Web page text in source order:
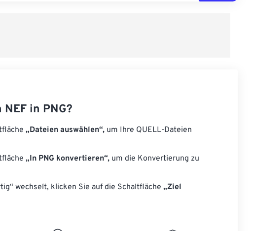
in PNG?
„Dateien auswählen“, um Ihre QUELL-Dateien
„In PNG konvertieren“, um die Konvertierung zu
wechselt, klicken Sie auf die Schaltfläche „Ziel